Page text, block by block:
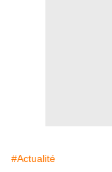
#Actualité